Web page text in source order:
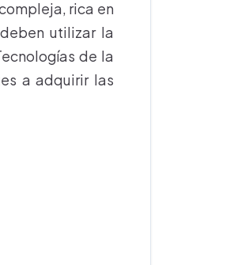
rica en
utilizar la
de la
a adquirir las